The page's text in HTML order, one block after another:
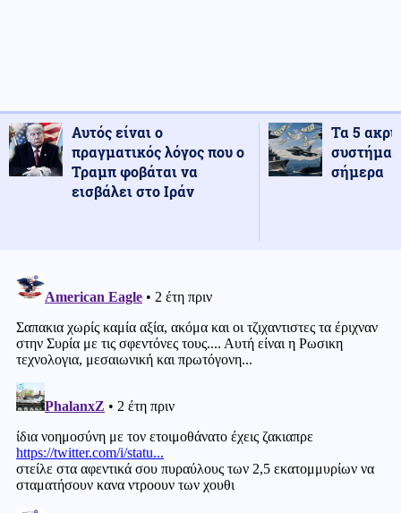
Αυτός είναι ο
πραγματικός λόγος που ο
Τραμπ φοβάται να
εισβάλει στο Ιράν
Τα 5
σήμερα